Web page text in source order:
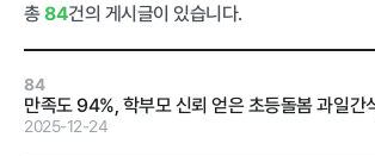
급식사업
총84건의 게시글이 있습니다.
84
만족도 94%, 학부모 신뢰 얻은 초등돌봄 과일간
2025-12-24